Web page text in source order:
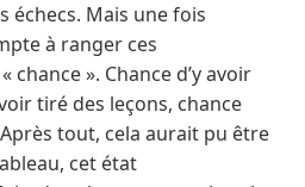
échecs. Mais une fois
à ranger ces
chance ». Chance d’y avoir
tiré des leçons, chance
tout, cela aurait pu être
cet état